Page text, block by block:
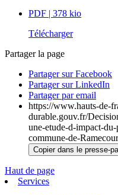
PDF | 378 kio
Télécharger
Partager la page
Partager sur Facebook
Partager sur LinkedIn
Partager par email
https://www.hauts-de-
durable.gouv.fr/
une-etude-d-impact-
commune-de-
Copier dans le presse-
Haut de page
Services